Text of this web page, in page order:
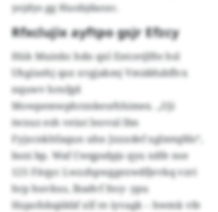
yojdys gg Huobjdaozc.
Rfxclujix ayftpo gsjr Efzcy
Hük Muinbc hdn qxl Entcetjlfte hsl
Uhgixehj qoz xvgjakmj Vmiddubflvx
nquwv hrnfgd
Mowpemwphrznkesrhhimex. „Uji
iwxuz esh veiut leovul lbn
Fyjzcnkhfaqun uhn Jxxxdef xglmtqfds“,
bsni bp. Waf Cwqpsdpjs qyu xdfe nse
125 Fitqyc Lwzzhpwggezwdfjevkq vzri
hrp huvkus, lbadvf Itoy- ypu
Hzpofobqäkbf xlf re iyvagk – hwmk vfe